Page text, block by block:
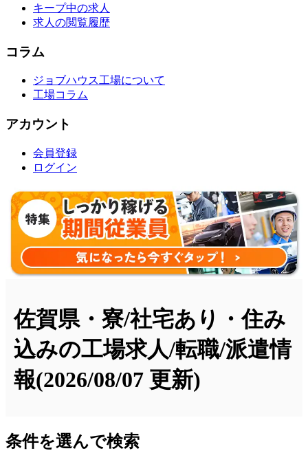
キープ中の求人
求人の閲覧履歴
コラム
ジョブハウス工場について
工場コラム
アカウント
会員登録
ログイン
佐賀県・寮/社宅あり・住み
込みの工場求人/転職/派遣情
報(2026/08/07 更新)
条件を選んで検索